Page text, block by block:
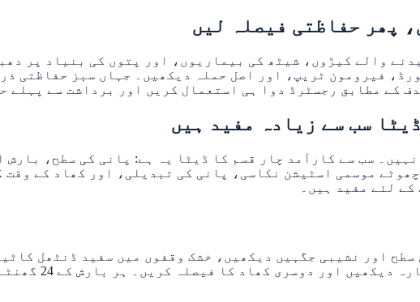
والے کیڑوں، شیٹھ کی بیماریوں، اور پتوں کی بنیاد پر
فیرومون ٹریپ، اور اصل حملہ دیکھیں۔ جہاں سبز حفاظتی
کے مطابق رجسٹرڈ دوا ہی استعمال کریں اور برداشت سے پہلے
سب سے کارآمد چار قسم کا ڈیٹا یہ ہے: پانی کی سطح،
موسمی اسٹیشن نکاسی، پانی کی تبدیلی، اور کھاد کے
لئے مفید ہیں۔
اور نشیبی جگہیں دیکھیں، خشک وقفوں میں سفید ڈنٹھل
کریں۔ تقریباً